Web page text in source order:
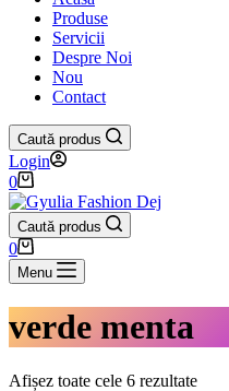
Produse
Servicii
Despre Noi
Nou
Contact
Caută produs
Login
Coș
de
cumpărături
0
Caută produs
Coș
de
cumpărături
0
Menu
verde menta
Afișez toate cele 6 rezultateSortat